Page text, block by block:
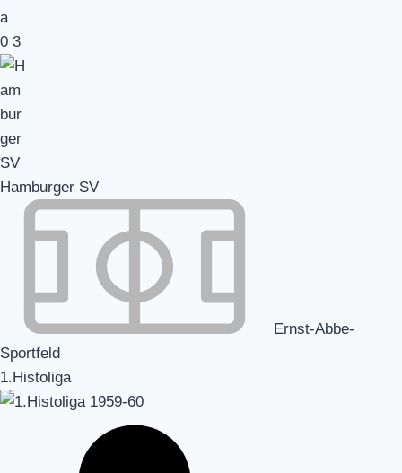
0 3
Hamburger SV
Ernst-Abbe-
Sportfeld
1.Histoliga